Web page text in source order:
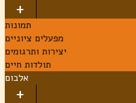
תמונות
מפעלים ציוניים
יצירות ותרגומים
תולדות חיים
אלבום